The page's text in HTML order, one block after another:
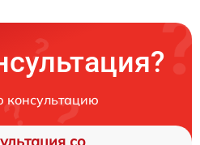
консультацию